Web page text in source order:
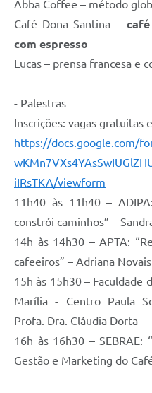
Ábba Coffee – método
Café Dona Santina –
com espresso
Lucas – prensa francesa e
- Palestras
Inscrições: vagas gratuitas
https://docs.google.com/
iIRsTKA/viewform
11h40 às 11h40 –
constrói caminhos” –
14h às 14h30 – APTA:
cafeeiros” – Adriana
15h às 15h30 – Faculdade
Marília - Centro Paula
Profa. Dra. Cláudia Dorta
16h às 16h30 –
Gestão e Marketing do